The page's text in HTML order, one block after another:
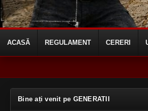
ACASĂ REGULAMENT CERERI
Bine ați venit pe GENERATII